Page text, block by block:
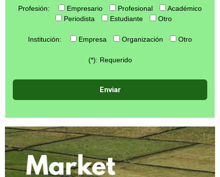
Profesión: Empresario Profesional
Académico
Periodista
Estudiante Otro
Institución: Empresa Organización Otro
(*): Requerido